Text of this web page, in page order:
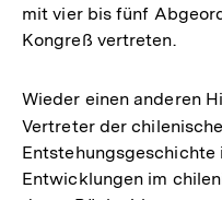
mit vier bis fünf
Kongreß vertreten.
Wieder einen anderen
Vertreter der
Entwicklungen im